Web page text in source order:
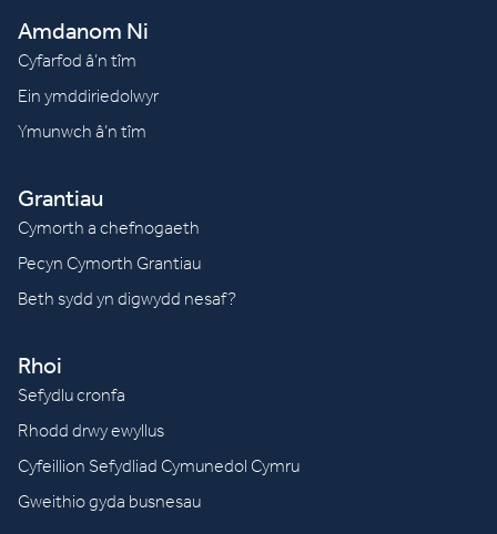
Amdanom Ni
Cyfarfod â’n tîm
Ein ymddiriedolwyr
Ymunwch â’n tîm
Grantiau
Cymorth a chefnogaeth
Pecyn Cymorth Grantiau
Beth sydd yn digwydd nesaf?
Rhoi
Sefydlu cronfa
Rhodd drwy ewyllus
Cyfeillion Sefydliad Cymunedol Cymru
Gweithio gyda busnesau